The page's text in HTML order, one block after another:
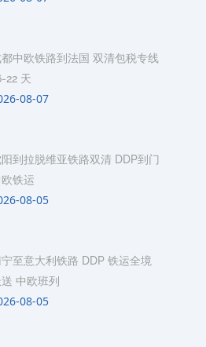
都中欧铁路到法国 双清包税专线
22 天
08-07
到拉脱维亚铁路双清 DDP到门
铁运
08-05
至意大利铁路 DDP 铁运全境
中欧班列
08-05